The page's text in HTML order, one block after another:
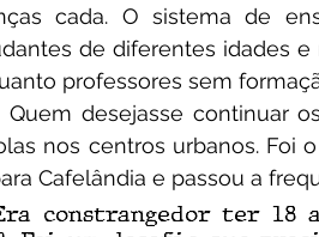
cada. O sistema de
de diferentes idades
professores sem
nos centros urbanos. Foi
Cafelândia e passou a
constrangedor ter 18